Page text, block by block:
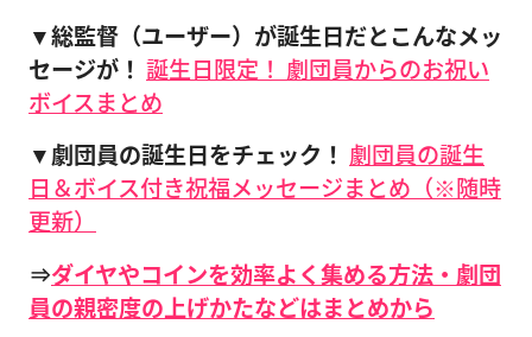
▼総監督（ユーザー）が誕生日だとこんなメッ
セージが！ 誕生日限定！ 劇団員からのお祝い
ボイスまとめ
▼劇団員の誕生日をチェック！ 劇団員の誕生
日＆ボイス付き祝福メッセージまとめ（※随時
更新）
⇒ダイヤやコインを効率よく集める方法・劇団
員の親密度の上げかたなどはまとめから